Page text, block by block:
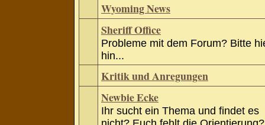
Wyoming News
Sheriff Office
Probleme mit dem Forum? Bitte
hin...
Kritik und Anregungen
Newbie Ecke
Ihr sucht ein Thema und findet es